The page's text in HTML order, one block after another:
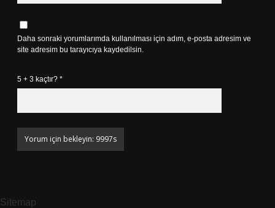
Daha sonraki yorumlarımda kullanılması için adım, e-posta adresim ve
site adresim bu tarayıcıya kaydedilsin.
5 + 3 kaçtır? *
Sitemap